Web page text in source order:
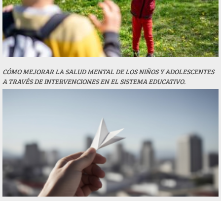
CÓMO MEJORAR LA SALUD MENTAL DE LOS NIÑOS Y ADOLESCENTES
A TRAVÉS DE INTERVENCIONES EN EL SISTEMA EDUCATIVO.